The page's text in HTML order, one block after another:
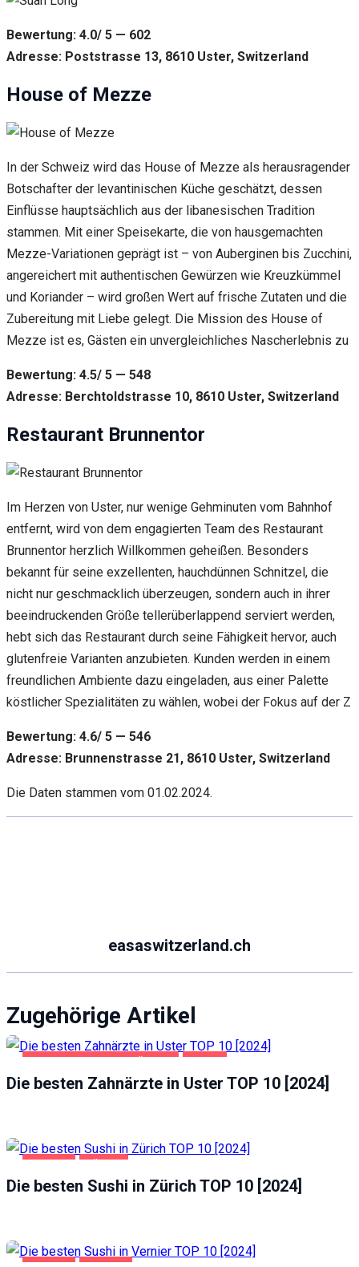
Bewertung: 4.0/ 5 — 602
Adresse: Poststrasse 13, 8610 Uster, Switzerland
House of Mezze
In der Schweiz wird das House of Mezze als herausragender
Botschafter der levantinischen Küche geschätzt, dessen
Einflüsse hauptsächlich aus der libanesischen Tradition
stammen. Mit einer Speisekarte, die von hausgemachten
Mezze-Variationen geprägt ist – von Auberginen bis Zucchini,
angereichert mit authentischen Gewürzen wie Kreuzkümmel
und Koriander – wird großen Wert auf frische Zutaten und die
Zubereitung mit Liebe gelegt. Die Mission des House of
Mezze ist es, Gästen ein unvergleichliches Nascherlebnis zu
Bewertung: 4.5/ 5 — 548
Adresse: Berchtoldstrasse 10, 8610 Uster, Switzerland
Restaurant Brunnentor
Im Herzen von Uster, nur wenige Gehminuten vom Bahnhof
entfernt, wird von dem engagierten Team des Restaurant
Brunnentor herzlich Willkommen geheißen. Besonders
bekannt für seine exzellenten, hauchdünnen Schnitzel, die
nicht nur geschmacklich überzeugen, sondern auch in ihrer
beeindruckenden Größe tellerüberlappend serviert werden,
hebt sich das Restaurant durch seine Fähigkeit hervor, auch
glutenfreie Varianten anzubieten. Kunden werden in einem
freundlichen Ambiente dazu eingeladen, aus einer Palette
köstlicher Spezialitäten zu wählen, wobei der Fokus auf der Z
Bewertung: 4.6/ 5 — 546
Adresse: Brunnenstrasse 21, 8610 Uster, Switzerland
Die Daten stammen vom 01.02.2024.
easaswitzerland.ch
Zugehörige Artikel
Die besten Zahnärzte in Uster TOP 10 [2024]
Die besten Sushi in Zürich TOP 10 [2024]